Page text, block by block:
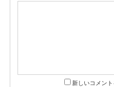
新しいコメン